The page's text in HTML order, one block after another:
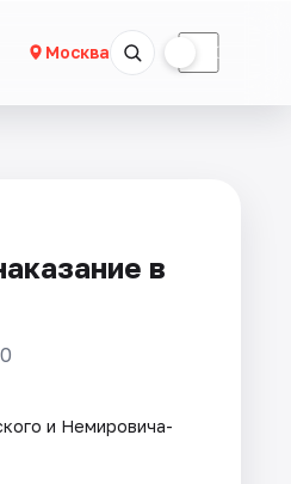
Москва ☾
в
и Немировича-